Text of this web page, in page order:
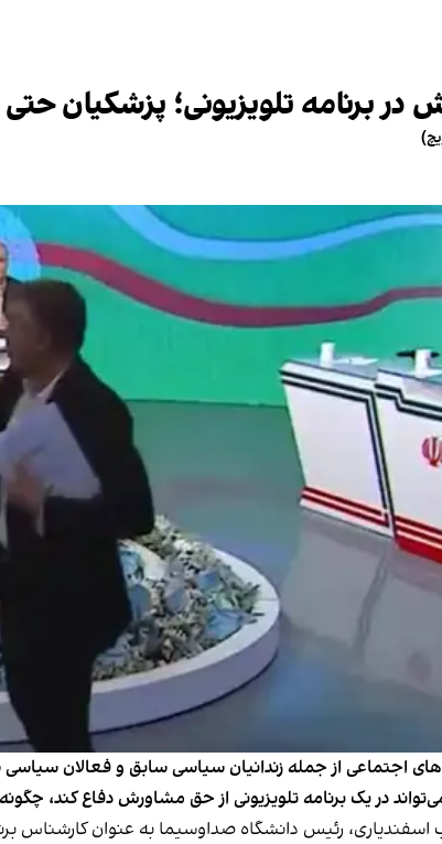
برنامه تلویزیونی؛ پزشکیان
اجتماعی از جمله زندانیان سیاسی سابق و فعالان
در یک برنامه تلویزیونی از حق مشاورش دفاع کند،
اسفندیاری، رئیس دانشگاه صداوسیما به عنوان کارشناس